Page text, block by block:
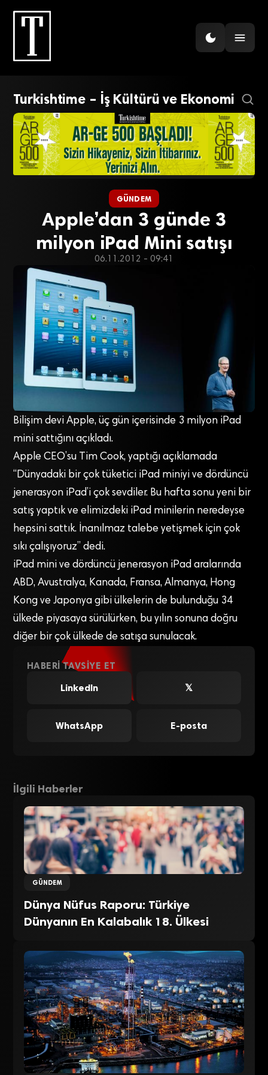
Turkishtime – İş Kültürü ve Ekonomi
GÜNDEM
Apple’dan 3 günde 3
milyon iPad Mini satışı
06.11.2012 - 09:41
Bilişim devi Apple, üç gün içerisinde 3 milyon iPad
mini sattığını açıkladı.
Apple CEO’su Tim Cook, yaptığı açıklamada
“Dünyadaki bir çok tüketici iPad miniyi ve dördüncü
jenerasyon iPad’i çok sevdiler. Bu hafta sonu yeni bir
satış yaptık ve elimizdeki iPad minilerin neredeyse
hepsini sattık. İnanılmaz talebe yetişmek için çok
sıkı çalışıyoruz” dedi.
iPad mini ve dördüncü jenerasyon iPad aralarında
ABD, Avustralya, Kanada, Fransa, Almanya, Hong
Kong ve Japonya gibi ülkelerin de bulunduğu 34
ülkede piyasaya sürülürken, bu yılın sonuna doğru
diğer bir çok ülkede de satışa sunulacak.
HABERI TAVSIYE ET
LinkedIn
𝕏
WhatsApp E-posta
İlgili Haberler
GÜNDEM
Dünya Nüfus Raporu: Türkiye
Dünyanın En Kalabalık 18. Ülkesi